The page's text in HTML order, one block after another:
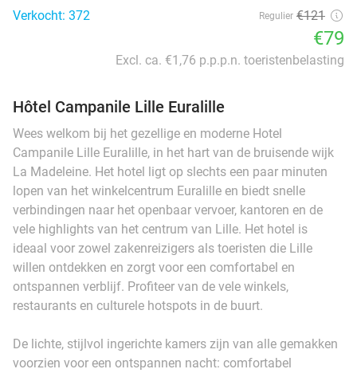
Verkocht: 372
Regulier €121
€79
Excl. ca. €1,76 p.p.p.n. toeristenbelasting
Hôtel Campanile Lille Euralille
Wees welkom bij het gezellige en moderne Hotel
Campanile Lille Euralille, in het hart van de bruisende wijk
La Madeleine. Het hotel ligt op slechts een paar minuten
lopen van het winkelcentrum Euralille en biedt snelle
verbindingen naar het openbaar vervoer, kantoren en de
vele highlights van het centrum van Lille. Het hotel is
ideaal voor zowel zakenreizigers als toeristen die Lille
willen ontdekken en zorgt voor een comfortabel en
ontspannen verblijf. Profiteer van de vele winkels,
restaurants en culturele hotspots in de buurt.
De lichte, stijlvol ingerichte kamers zijn van alle gemakken
voorzien voor een ontspannen nacht: comfortabel